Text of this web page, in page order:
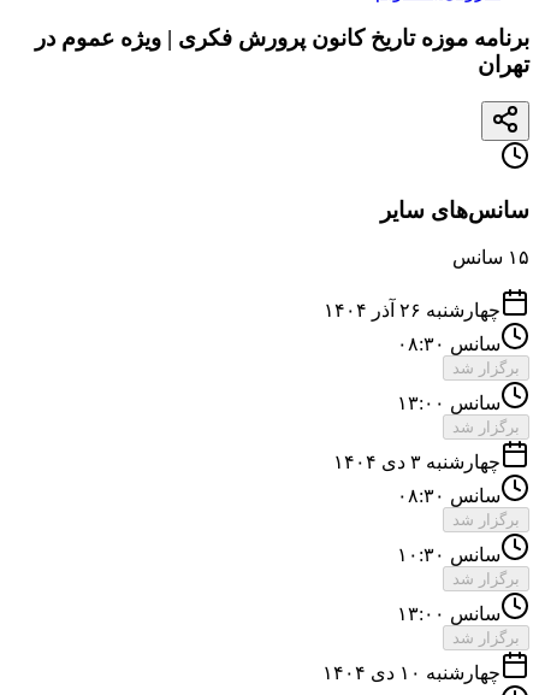
برنامه موزه تاریخ کانون پرورش فکری | ویژه عموم در
تهران
سانس‌های سایر
۱۵ سانس
چهارشنبه ۲۶ آذر ۱۴۰۴
سانس ۰۸:۳۰
برگزار شد
سانس ۱۳:۰۰
برگزار شد
چهارشنبه ۳ دی ۱۴۰۴
سانس ۰۸:۳۰
برگزار شد
سانس ۱۰:۳۰
برگزار شد
سانس ۱۳:۰۰
برگزار شد
چهارشنبه ۱۰ دی ۱۴۰۴